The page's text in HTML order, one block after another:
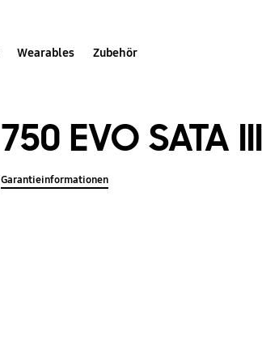
Wearables Zubehör
750 EVO SATA
Garantieinformationen